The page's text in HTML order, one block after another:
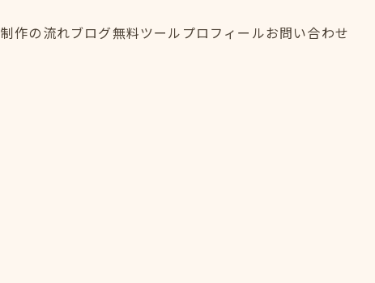
制作の流れブログ無料ツール プロフィールお問い合わせ